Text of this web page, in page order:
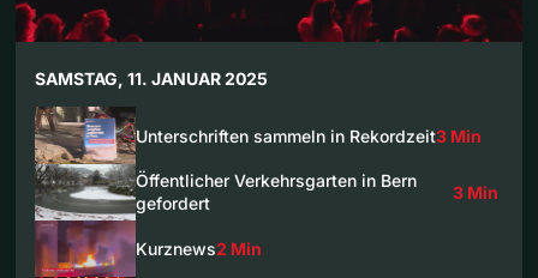
SAMSTAG, 11. JANUAR 2025
Unterschriften sammeln in Rekordzeit3 Min
Öffentlicher Verkehrsgarten in Bern
gefordert
3 Min
Kurznews2 Min